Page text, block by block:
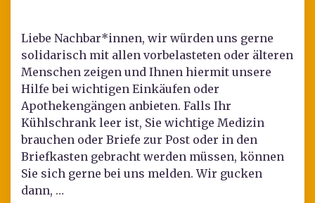
Liebe Nachbar*innen, wir würden uns gerne
solidarisch mit allen vorbelasteten oder älteren
Menschen zeigen und Ihnen hiermit unsere
Hilfe bei wichtigen Einkäufen oder
Apothekengängen anbieten. Falls Ihr
Kühlschrank leer ist, Sie wichtige Medizin
brauchen oder Briefe zur Post oder in den
Briefkasten gebracht werden müssen, können
Sie sich gerne bei uns melden. Wir gucken
dann, …